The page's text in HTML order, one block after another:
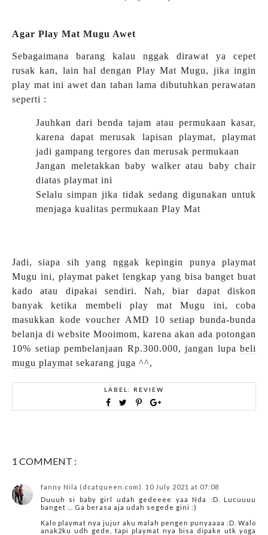
Agar Play Mat Mugu Awet
Sebagaimana barang kalau nggak dirawat ya cepet
rusak kan, lain hal dengan Play Mat Mugu, jika ingin
play mat ini awet dan tahan lama dibutuhkan perawatan
seperti :
Jauhkan dari benda tajam atau permukaan kasar,
karena dapat merusak lapisan playmat, playmat
jadi gampang tergores dan merusak permukaan
Jangan meletakkan baby walker atau baby chair
diatas playmat ini
Selalu simpan jika tidak sedang digunakan untuk
menjaga kualitas permukaan Play Mat
Jadi, siapa sih yang nggak kepingin punya playmat
Mugu ini, playmat paket lengkap yang bisa banget buat
kado atau dipakai sendiri. Nah, biar dapat diskon
banyak ketika membeli play mat Mugu ini, coba
masukkan kode voucher AMD 10 setiap bunda-bunda
belanja di website Mooimom, karena akan ada potongan
10% setiap pembelanjaan Rp.300.000, jangan lupa beli
mugu playmat sekarang juga ^^,
LABEL: REVIEW
1 COMMENT :
fanny Nila (dcatqueen.com)
10 July 2021 at 07:08
Duuuh si baby girl udah gedeeee yaa Nda :D. Lucuuuu
banget ... Ga berasa aja udah segede gini :)
Kalo playmat nya jujur aku malah pengen punyaaaa :D. Walo
anak2ku udh gede, tapi playmat nya bisa dipake utk yoga